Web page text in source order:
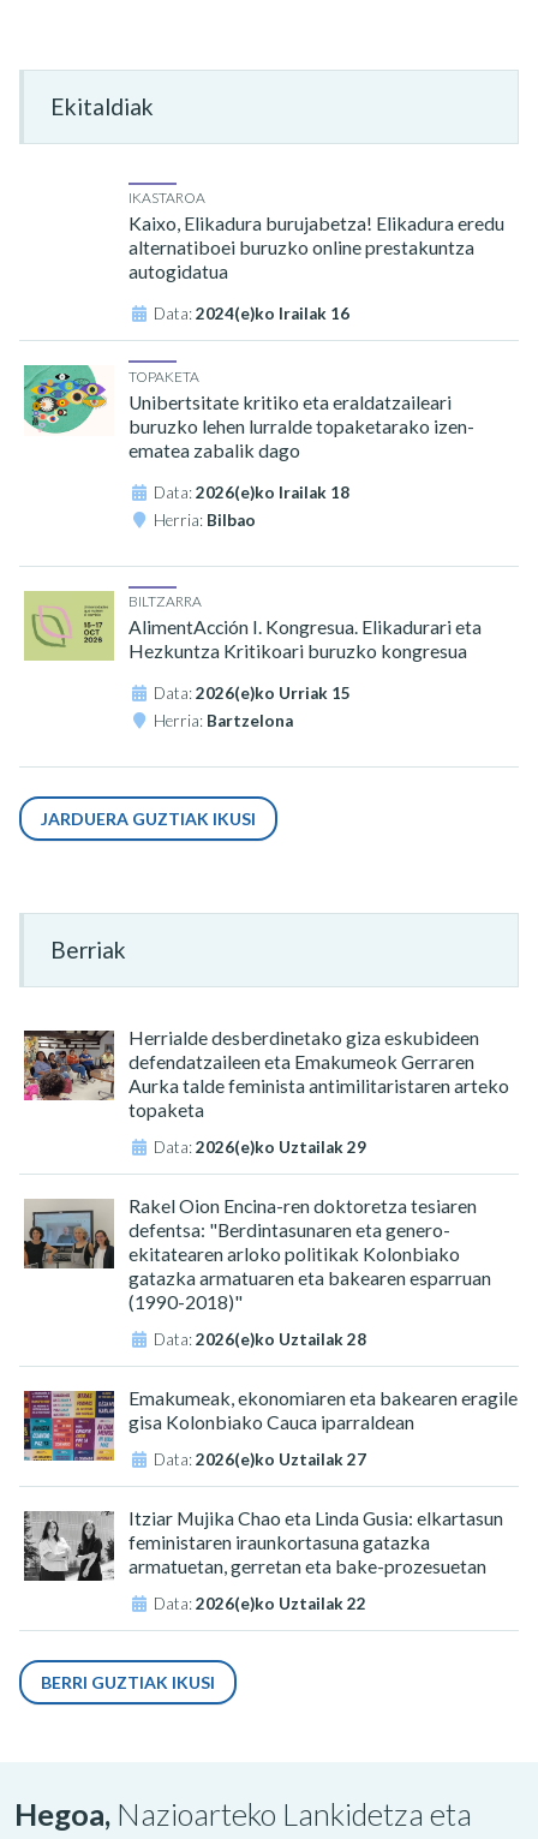
Ekitaldiak
IKASTAROA
Kaixo, Elikadura burujabetza! Elikadura eredu
alternatiboei buruzko online prestakuntza
autogidatua
Data:2024(e)ko Irailak 16
TOPAKETA
Unibertsitate kritiko eta eraldatzaileari
buruzko lehen lurralde topaketarako izen-
ematea zabalik dago
Data:2026(e)ko Irailak 18
Herria: Bilbao
BILTZARRA
AlimentAcción I. Kongresua. Elikadurari eta
Hezkuntza Kritikoari buruzko kongresua
Data:2026(e)ko Urriak 15
Herria: Bartzelona
JARDUERA GUZTIAK IKUSI
Berriak
Herrialde desberdinetako giza eskubideen
defendatzaileen eta Emakumeok Gerraren
Aurka talde feminista antimilitaristaren arteko
topaketa
Data:2026(e)ko Uztailak 29
Rakel Oion Encina-ren doktoretza tesiaren
defentsa: "Berdintasunaren eta genero-
ekitatearen arloko politikak Kolonbiako
gatazka armatuaren eta bakearen esparruan
(1990-2018)"
Data:2026(e)ko Uztailak 28
Emakumeak, ekonomiaren eta bakearen eragile
gisa Kolonbiako Cauca iparraldean
Data:2026(e)ko Uztailak 27
Itziar Mujika Chao eta Linda Gusia: elkartasun
feministaren iraunkortasuna gatazka
armatuetan, gerretan eta bake-prozesuetan
Data:2026(e)ko Uztailak 22
BERRI GUZTIAK IKUSI
Hegoa, Nazioarteko Lankidetza eta